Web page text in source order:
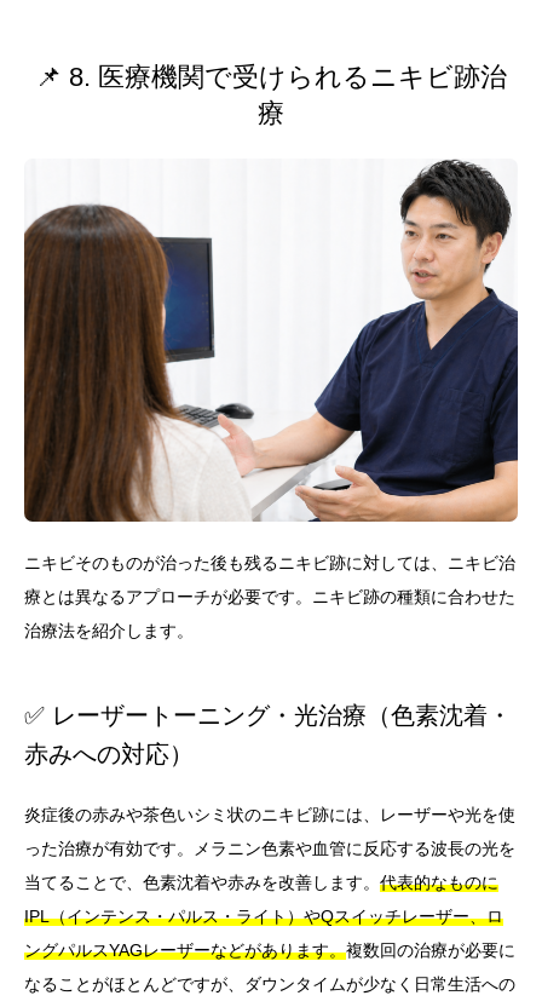
📌 8. 医療機関で受けられるニキビ跡治
療
ニキビそのものが治った後も残るニキビ跡に対しては、ニキビ治
療とは異なるアプローチが必要です。ニキビ跡の種類に合わせた
治療法を紹介します。
✅ レーザートーニング・光治療（色素沈着・
赤みへの対応）
炎症後の赤みや茶色いシミ状のニキビ跡には、レーザーや光を使
った治療が有効です。メラニン色素や血管に反応する波長の光を
当てることで、色素沈着や赤みを改善します。 代表的なものに
IPL（インテンス・パルス・ライト）やQスイッチレーザー、ロ
ングパルスYAGレーザーなどがあります。複数回の治療が必要に
なることがほとんどですが、ダウンタイムが少なく日常生活への